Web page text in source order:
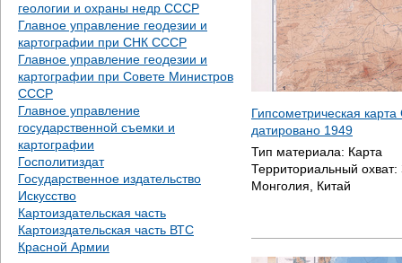
ь
геологии и охраны недр СССР
Главное управление геодезии и
картографии при СНК СССР
Главное управление геодезии и
картографии при Совете Министров
СССР
Главное управление
государственной съемки и
картографии
Госполитиздат
Государственное издательство
Искусство
Картоиздательская часть
Картоиздательская часть ВТС
Красной Армии
Гипсометрическая
датировано 1949
Тип материала: Карта
Территориальный охват:
Монголия, Китай